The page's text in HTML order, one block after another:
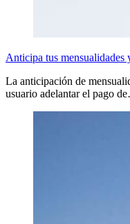
Anticipa tus mensualidades
La anticipación de
usuario adelantar el pago